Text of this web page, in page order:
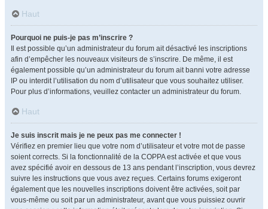
Haut
Pourquoi ne puis-je pas m’inscrire ?
Il est possible qu’un administrateur du forum ait désactivé les inscriptions
afin d’empêcher les nouveaux visiteurs de s’inscrire. De même, il est
également possible qu’un administrateur du forum ait banni votre adresse
IP ou interdit l’utilisation du nom d’utilisateur que vous souhaitez utiliser.
Pour plus d’informations, veuillez contacter un administrateur du forum.
Haut
Je suis inscrit mais je ne peux pas me connecter !
Vérifiez en premier lieu que votre nom d’utilisateur et votre mot de passe
soient corrects. Si la fonctionnalité de la COPPA est activée et que vous
avez spécifié avoir en dessous de 13 ans pendant l’inscription, vous devrez
suivre les instructions que vous avez reçues. Certains forums exigeront
également que les nouvelles inscriptions doivent être activées, soit par
vous-même ou soit par un administrateur, avant que vous puissiez ouvrir